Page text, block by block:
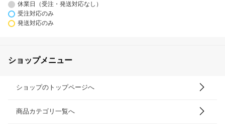
休業日（受注・発送対応なし）
受注対応のみ
発送対応のみ
ショップメニュー
ショップのトップページへ
商品カテゴリ一覧へ